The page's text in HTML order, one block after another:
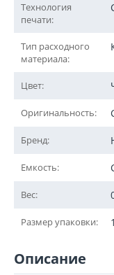
Технология
печати:
Тип расходного
материала:
Цвет:
Оригинальность:
Бренд:
Емкость:
Вес:
Размер упаковки:
Описание